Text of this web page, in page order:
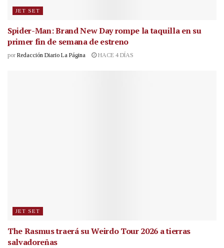
JET SET
Spider-Man: Brand New Day rompe la taquilla en su
primer fin de semana de estreno
por Redacción Diario La Página HACE 4 DÍAS
JET SET
The Rasmus traerá su Weirdo Tour 2026 a tierras
salvadoreñas